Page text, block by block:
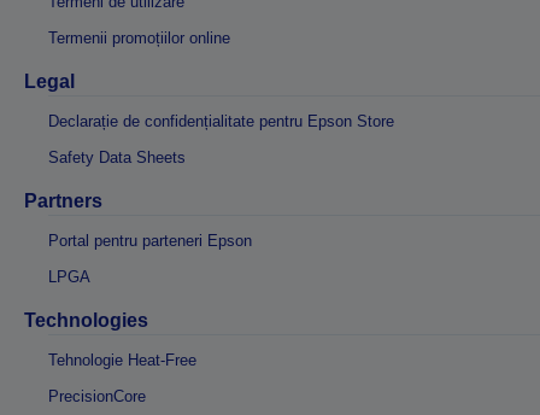
Termenii promoțiilor online
Legal
Declarație de confidențialitate pentru Epson Store
Safety Data Sheets
Partners
Portal pentru parteneri Epson
LPGA
Technologies
Tehnologie Heat-Free
PrecisionCore